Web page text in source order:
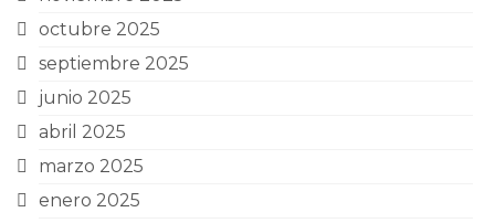
octubre 2025
septiembre 2025
junio 2025
abril 2025
marzo 2025
enero 2025